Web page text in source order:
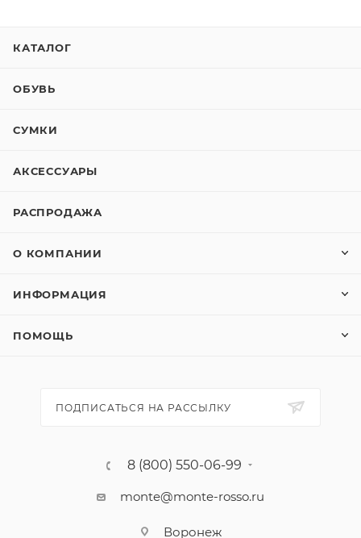
КАТАЛОГ
ОБУВЬ
СУМКИ
АКСЕССУАРЫ
РАСПРОДАЖА
О КОМПАНИИ
ИНФОРМАЦИЯ
ПОМОЩЬ
ПОДПИСАТЬСЯ НА РАССЫЛКУ
8 (800) 550-06-99
monte@monte-rosso.ru
Воронеж